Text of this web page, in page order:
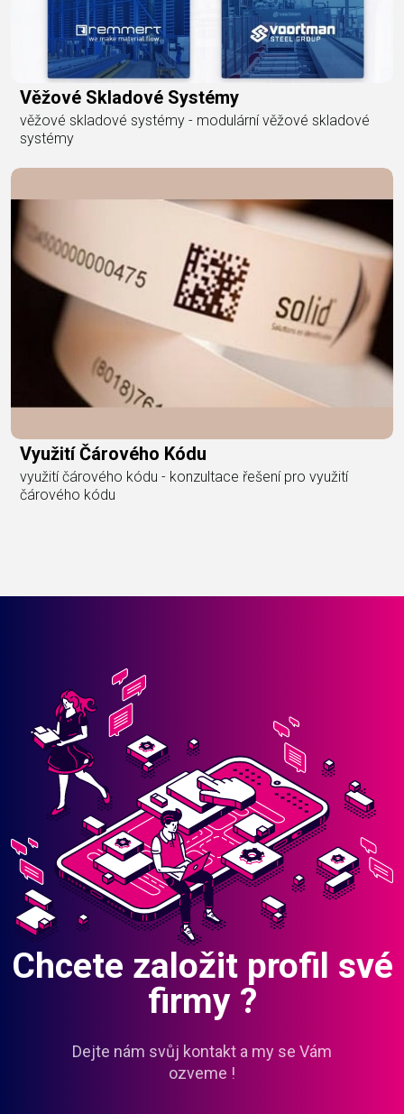
Věžové Skladové Systémy
věžové skladové systémy - modulární věžové skladové
systémy
Využití Čárového Kódu
využití čárového kódu - konzultace řešení pro využití
čárového kódu
Chcete založit profil své
firmy ?
Dejte nám svůj kontakt a my se Vám
ozveme !